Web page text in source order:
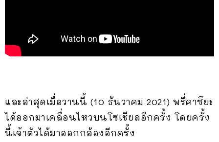
และล่าสุดเมื่อวานนี้ (10 ธันวาคม 2021) พรี่คาซึยะ
ได้ออกมาเคลื่อนไหวบนโซเชียลอีกครั้ง โดยครั้ง
นี้เจ้าตัวได้มาออกกล้องอีกครั้ง